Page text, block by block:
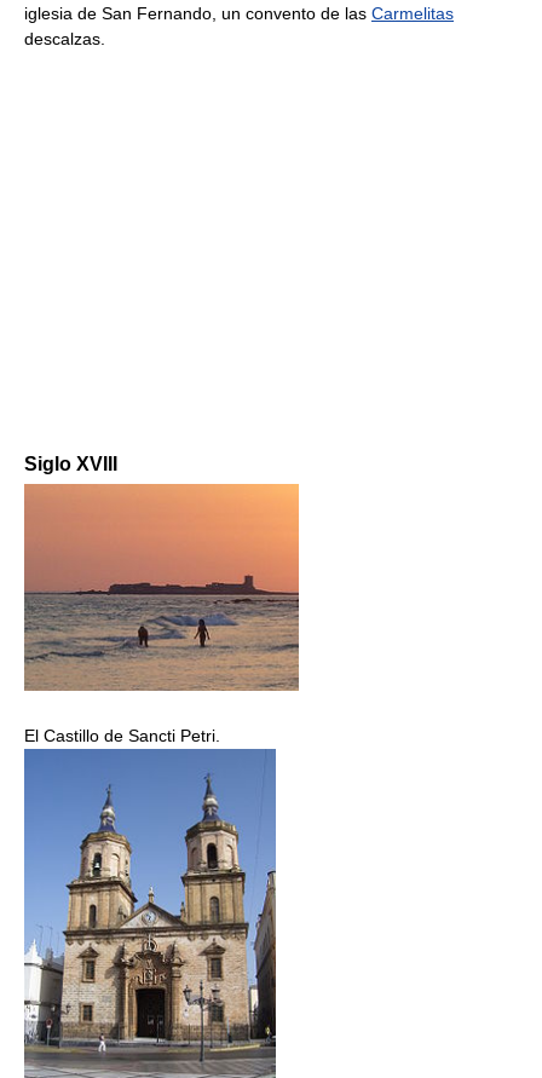
iglesia de San Fernando, un convento de las Carmelitas
descalzas.
Siglo XVIII
El Castillo de Sancti Petri.